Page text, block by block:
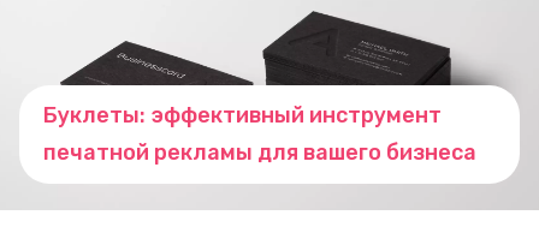
Буклеты: эффективный инструмент
печатной рекламы для вашего бизнеса